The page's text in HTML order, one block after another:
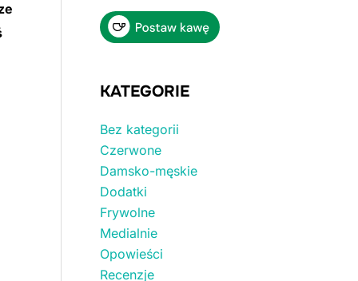
KATEGORIE
Bez kategorii
Czerwone
Damsko-męskie
Dodatki
Frywolne
Medialnie
Opowieści
Recenzje